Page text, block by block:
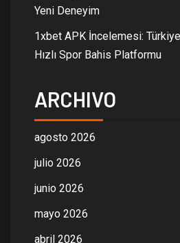
Yeni Deneyim
1xbet APK İncelemesi:
Hızlı Spor Bahis Platformu
ARCHIVO
agosto 2026
julio 2026
junio 2026
mayo 2026
abril 2026